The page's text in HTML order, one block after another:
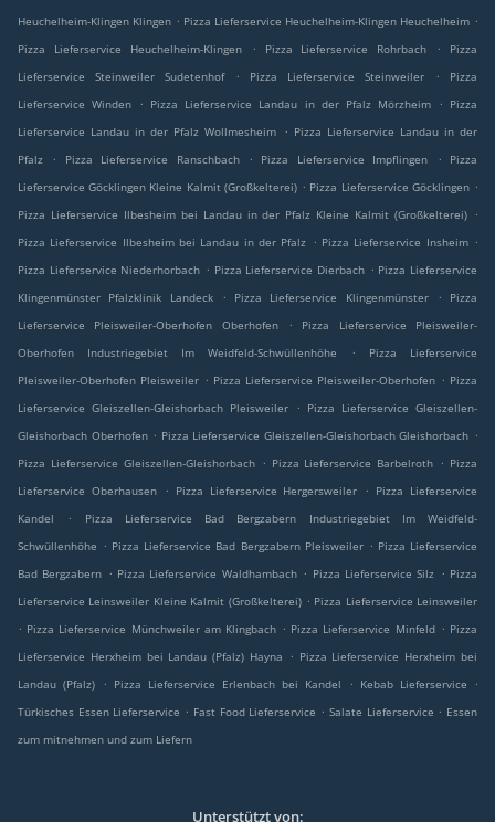
Heuchelheim-Klingen Klingen . Pizza Lieferservice Heuchelheim-Klingen Heuchelheim .
Pizza Lieferservice Heuchelheim-Klingen
. Pizza Lieferservice Rohrbach .
Pizza
Lieferservice Steinweiler Sudetenhof
. Pizza Lieferservice Steinweiler .
Pizza
Lieferservice Winden
. Pizza Lieferservice Landau in der Pfalz Mörzheim . Pizza
Lieferservice Landau in der Pfalz Wollmesheim
. Pizza Lieferservice Landau in der
Pfalz
. Pizza Lieferservice Ranschbach . Pizza Lieferservice Impflingen .
Pizza
Lieferservice Göcklingen Kleine Kalmit (Großkelterei) . Pizza Lieferservice Göcklingen .
Pizza Lieferservice Ilbesheim bei Landau in der Pfalz Kleine Kalmit (Großkelterei) .
Pizza Lieferservice Ilbesheim bei Landau in der Pfalz . Pizza Lieferservice Insheim .
Pizza Lieferservice Niederhorbach . Pizza Lieferservice Dierbach . Pizza Lieferservice
Klingenmünster Pfalzklinik Landeck
. Pizza Lieferservice Klingenmünster .
Pizza
Lieferservice Pleisweiler-Oberhofen Oberhofen
.
Pizza Lieferservice Pleisweiler-
Oberhofen Industriegebiet Im Weidfeld-Schwüllenhöhe
.
Pizza Lieferservice
Pleisweiler-Oberhofen Pleisweiler . Pizza Lieferservice Pleisweiler-Oberhofen . Pizza
Lieferservice Gleiszellen-Gleishorbach Pleisweiler
. Pizza Lieferservice Gleiszellen-
Gleishorbach Oberhofen . Pizza Lieferservice Gleiszellen-Gleishorbach Gleishorbach .
Pizza Lieferservice Gleiszellen-Gleishorbach . Pizza Lieferservice Barbelroth . Pizza
Lieferservice Oberhausen
. Pizza Lieferservice Hergersweiler . Pizza Lieferservice
Kandel
.
Pizza Lieferservice Bad Bergzabern Industriegebiet Im Weidfeld-
Schwüllenhöhe . Pizza Lieferservice Bad Bergzabern Pleisweiler . Pizza Lieferservice
Bad Bergzabern . Pizza Lieferservice Waldhambach . Pizza Lieferservice Silz . Pizza
Lieferservice Leinsweiler Kleine Kalmit (Großkelterei) . Pizza Lieferservice Leinsweiler
. Pizza Lieferservice Münchweiler am Klingbach . Pizza Lieferservice Minfeld . Pizza
Lieferservice Herxheim bei Landau (Pfalz) Hayna
. Pizza Lieferservice Herxheim bei
Landau (Pfalz)
. Pizza Lieferservice Erlenbach bei Kandel . Kebab Lieferservice
.
Türkisches Essen Lieferservice . Fast Food Lieferservice . Salate Lieferservice . Essen
zum mitnehmen und zum Liefern
Unterstützt von: